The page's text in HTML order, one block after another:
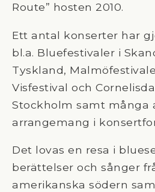
Route” hosten 2010.
Ett antal konserter har
bl.a. Bluefestivaler i
Tyskland,
Visfestival och
Stockholm samt många
arrangemang i
Det lovas en resa i
berättelser och sånger
amerikanska södern